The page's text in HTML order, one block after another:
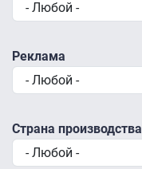
Реклама
Страна производства